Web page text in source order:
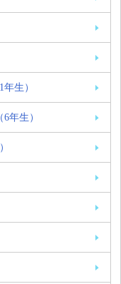
生）
年生）